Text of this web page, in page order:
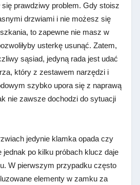
się prawdziwy problem. Gdy stoisz
drzwiami i nie możesz się
to zapewne nie masz w
usterkę usunąć. Zatem,
sąsiad, jedyną rada jest udać
który z zestawem narzędzi i
szybko upora się z naprawą
nie zawsze dochodzi do sytuacji
jedynie klamka opada czy
jednak po kilku próbach klucz daje
W pierwszym przypadku często
elementy w zamku za